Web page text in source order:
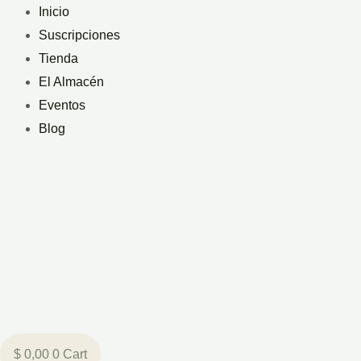
contenido
Inicio
Suscripciones
Tienda
El Almacén
Eventos
Blog
$ 0,00 0 Cart